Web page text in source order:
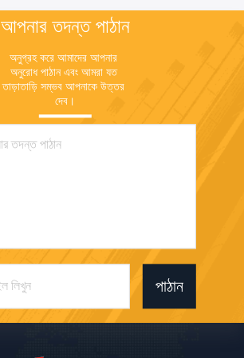
আপনার তদন্ত পাঠান
অনুগ্রহ করে আমাদের আপনার
অনুরোধ পাঠান এবং আমরা যত
তাড়াতাড়ি সম্ভব আপনাকে উত্তর
দেব।
পাঠান